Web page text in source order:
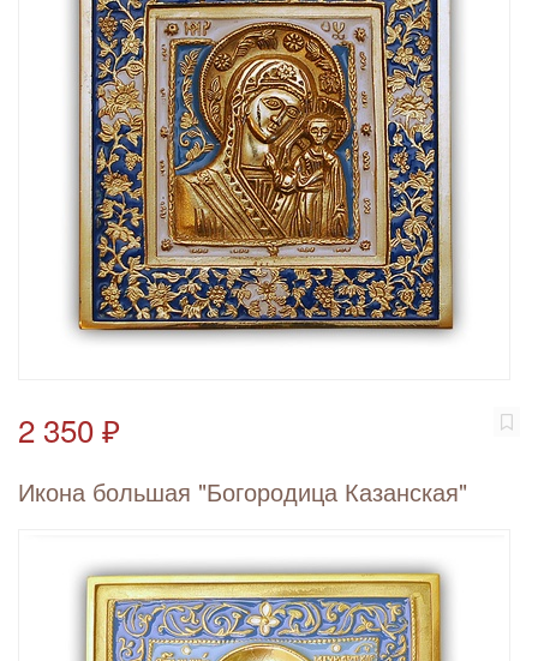
2 350 ₽
Икона большая "Богородица Казанская"